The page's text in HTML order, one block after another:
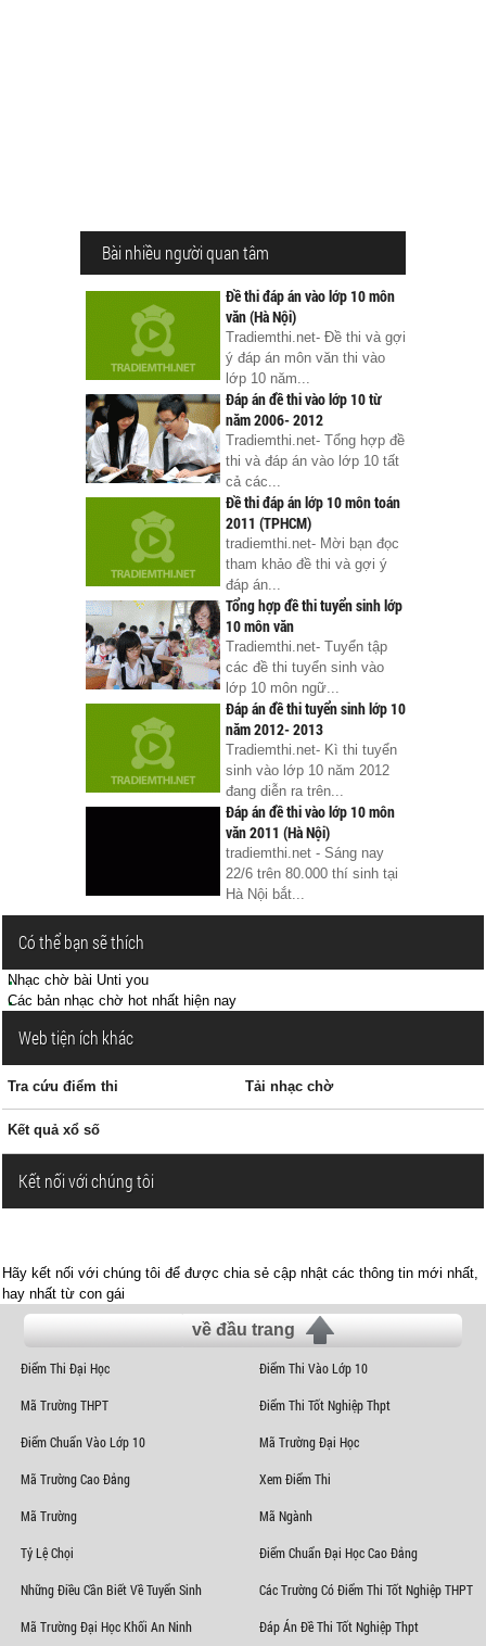
Bài nhiều người quan tâm
Đề thi đáp án vào lớp 10 môn
văn (Hà Nội)
Tradiemthi.net- Đề thi và gợi
ý đáp án môn văn thi vào
lớp 10 năm...
Đáp án đề thi vào lớp 10 từ
năm 2006- 2012
Tradiemthi.net- Tổng hợp đề
thi và đáp án vào lớp 10 tất
cả các...
Đề thi đáp án lớp 10 môn toán
2011 (TPHCM)
tradiemthi.net- Mời bạn đọc
tham khảo đề thi và gợi ý
đáp án...
Tổng hợp đề thi tuyển sinh lớp
10 môn văn
Tradiemthi.net- Tuyển tập
các đề thi tuyển sinh vào
lớp 10 môn ngữ...
Đáp án đề thi tuyển sinh lớp 10
năm 2012- 2013
Tradiemthi.net- Kì thi tuyển
sinh vào lớp 10 năm 2012
đang diễn ra trên...
Đáp án đề thi vào lớp 10 môn
văn 2011 (Hà Nội)
tradiemthi.net - Sáng nay
22/6 trên 80.000 thí sinh tại
Hà Nội bắt...
Có thể bạn sẽ thích
Nhạc chờ bài Unti you
Các bản nhạc chờ hot nhất hiện nay
Web tiện ích khác
Tra cứu điểm thi Tải nhạc chờ
Kết quả xổ số
Kết nối với chúng tôi
Hãy kết nối với chúng tôi để được chia sẻ cập nhật các thông tin mới nhất,
hay nhất từ con gái
về đầu trang
Điểm Thi Đại Học Điểm Thi Vào Lớp 10
Mã Trường THPT Điểm Thi Tốt Nghiệp Thpt
Điểm Chuẩn Vào Lớp 10 Mã Trường Đại Học
Mã Trường Cao Đẳng Xem Điểm Thi
Mã Trường Mã Ngành
Tỷ Lệ Chọi Điểm Chuẩn Đại Học Cao Đẳng
Những Điều Cần Biết Về Tuyển Sinh Các Trường Có Điểm Thi Tốt Nghiệp THPT
Mã Trường Đại Học Khối An Ninh Đáp Án Đề Thi Tốt Nghiệp Thpt